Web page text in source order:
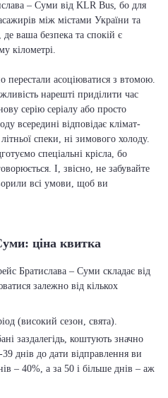
– Суми від KLR Bus, бо для
між містами України та
ваша безпека та спокій є
кілометрі.
перестали асоціюватися з втомою.
нарешті приділити час
серію серіалу або просто
всередині відповідає клімат-
спеки, ні зимового холоду.
спеціальні крісла, бо
І, звісно, не забувайте
всі умови, щоб ви
ціна квитка
Братислава – Суми складає від
залежно від кількох
(високий сезон, свята).
заздалегідь, коштують значно
днів до дати відправлення ви
– 40%, а за 50 і більше днів – аж